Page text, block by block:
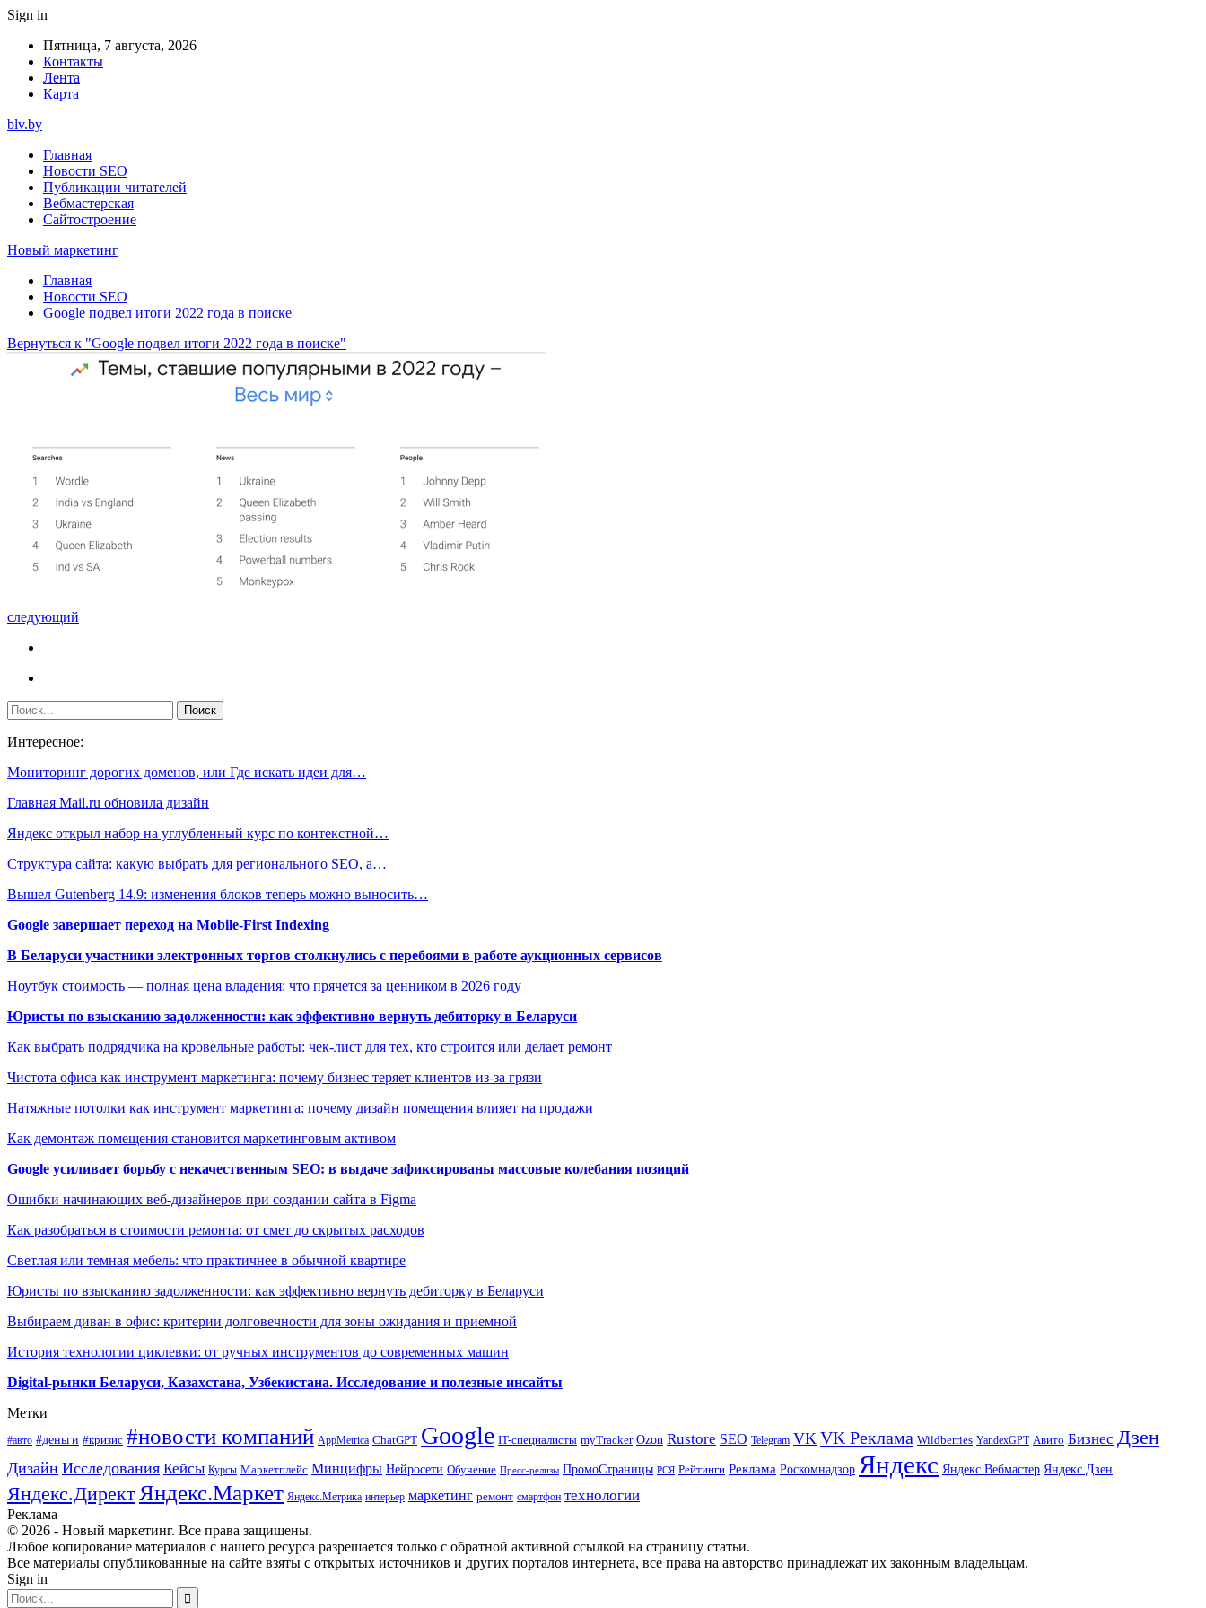
Sign in
Пятница, 7 августа, 2026
Контакты
Лента
Карта
blv.by
Главная
Новости SEO
Публикации читателей
Вебмастерская
Сайтостроение
Новый маркетинг
Главная
Новости SEO
Google подвел итоги 2022 года в поиске
Вернуться к "Google подвел итоги 2022 года в поиске"
следующий
Интересное:
Мониторинг дорогих доменов, или Где искать идеи для…
Главная Mail.ru обновила дизайн
Яндекс открыл набор на углубленный курс по контекстной…
Структура сайта: какую выбрать для регионального SEO, а…
Вышел Gutenberg 14.9: изменения блоков теперь можно выносить…
Google завершает переход на Mobile-First Indexing
В Беларуси участники электронных торгов столкнулись с перебоями в работе аукционных сервисов
Ноутбук стоимость — полная цена владения: что прячется за ценником в 2026 году
Юристы по взысканию задолженности: как эффективно вернуть дебиторку в Беларуси
Как выбрать подрядчика на кровельные работы: чек-лист для тех, кто строится или делает ремонт
Чистота офиса как инструмент маркетинга: почему бизнес теряет клиентов из-за грязи
Натяжные потолки как инструмент маркетинга: почему дизайн помещения влияет на продажи
Как демонтаж помещения становится маркетинговым активом
Google усиливает борьбу с некачественным SEO: в выдаче зафиксированы массовые колебания позиций
Ошибки начинающих веб-дизайнеров при создании сайта в Figma
Как разобраться в стоимости ремонта: от смет до скрытых расходов
Светлая или темная мебель: что практичнее в обычной квартире
Юристы по взысканию задолженности: как эффективно вернуть дебиторку в Беларуси
Выбираем диван в офис: критерии долговечности для зоны ожидания и приемной
История технологии циклевки: от ручных инструментов до современных машин
Digital-рынки Беларуси, Казахстана, Узбекистана. Исследование и полезные инсайты
Метки
#авто #деньги #кризис #новости компаний AppMetrica ChatGPT Google IT-специалисты myTracker Ozon Rustore SEO Telegram VK VK Реклама Wildberries YandexGPT Авито Бизнес Дзен
Дизайн Исследования Кейсы Курсы Маркетплейс Минцифры Нейросети Обучение Пресс-релизы ПромоСтраницы РСЯ Рейтинги Реклама Роскомнадзор Яндекс Яндекс.Вебмастер Яндекс.Дзен
Яндекс.ДиректЯндекс.Маркет Яндекс.Метрика интерьер маркетинг ремонт смартфон технологии
Реклама
© 2026 - Новый маркетинг. Все права защищены.
Любое копирование материалов с нашего ресурса разрешается только с обратной активной ссылкой на страницу статьи.
Все материалы опубликованные на сайте взяты с открытых источников и других порталов интернета, все права на авторство принадлежат их законным владельцам.
Sign in